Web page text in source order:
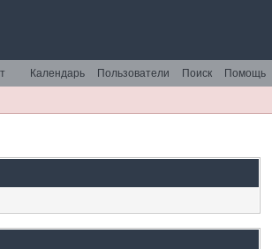
Помощь
Поиск
Пользователи
Календарь